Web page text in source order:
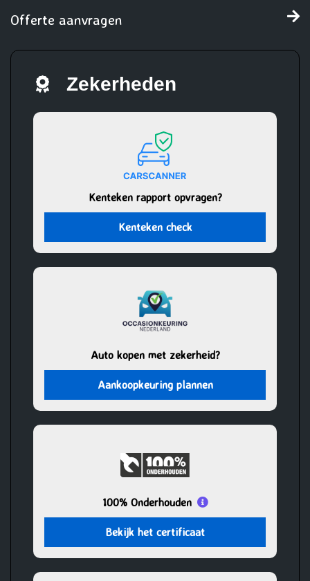
Offerte aanvragen
Zekerheden
Kenteken rapport opvragen?
Kenteken check
Auto kopen met zekerheid?
Aankoopkeuring plannen
100% Onderhouden
Bekijk het certificaat